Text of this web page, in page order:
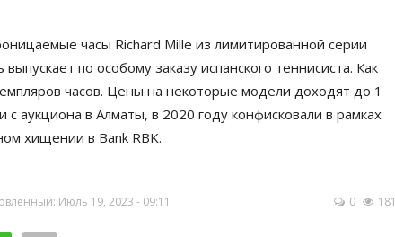
часы Richard Mille из лимитированной серии
по особому заказу испанского теннисиста. Как
часов. Цены на некоторые модели доходят до 1
аукциона в Алматы, в 2020 году конфисковали в рамках
хищении в Bank RBK.
Июль 19, 2023 - 09:11 0 181